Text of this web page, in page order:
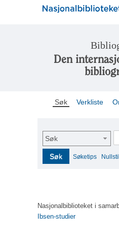
Den
Søk Verkliste
Søk
Søk Søketips Nullstill
Nasjonalbiblioteket i
Ibsen-studier